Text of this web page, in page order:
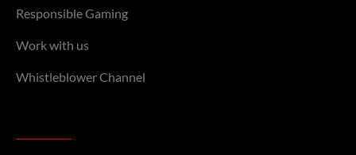
Responsible Gaming
Work with us
Whistleblower Channel